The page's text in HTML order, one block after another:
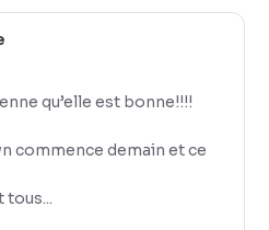
qu’elle est bonne!!!!
commence demain et ce
tous...